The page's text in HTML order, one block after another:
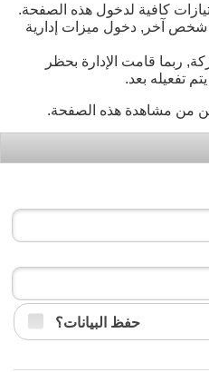
كافية لدخول هذه الصفحة.
آخر, دخول ميزات إدارية
ربما قامت الإدارة بحظر
تفعيله بعد.
من مشاهدة هذه الصفحة.
حفظ البيانات؟